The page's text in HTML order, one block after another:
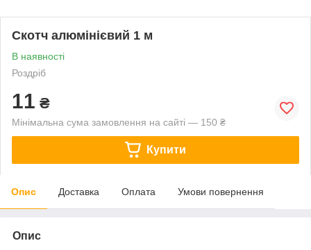
Скотч алюмінієвий 1 м
В наявності
Роздріб
11 ₴
Мінімальна сума замовлення на сайті — 150 ₴
Купити
Опис Доставка Оплата Умови повернення
Опис